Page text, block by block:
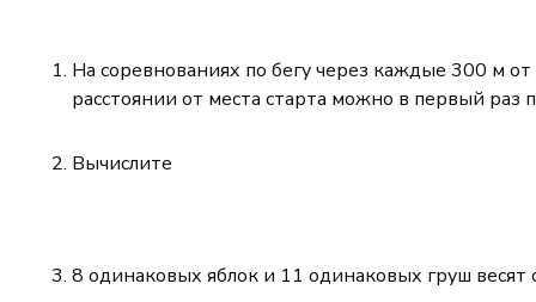
На соревнованиях по бегу через каждые 300 м
расстоянии от места старта можно в первый
Вычислите
8 одинаковых яблок и 11 одинаковых груш весят